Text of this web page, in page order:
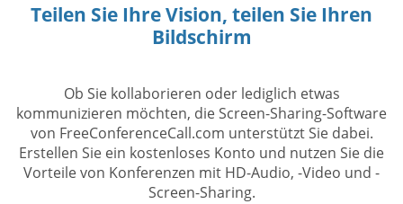
Teilen Sie Ihre Vision, teilen Sie Ihren
Bildschirm
Ob Sie kollaborieren oder lediglich etwas
kommunizieren möchten, die Screen-Sharing-Software
von FreeConferenceCall.com unterstützt Sie dabei.
Erstellen Sie ein kostenloses Konto und nutzen Sie die
Vorteile von Konferenzen mit HD-Audio, -Video und -
Screen-Sharing.